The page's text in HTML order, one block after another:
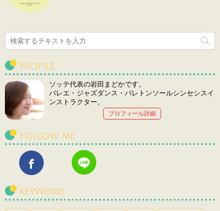
PROFILE
ソッテ代表の岩田まどかです。
バレエ・ジャズダンス・バレトンソールシンセシスイ
ンストラクター。
プロフィール詳細
FOLLOW ME
KEYWORD